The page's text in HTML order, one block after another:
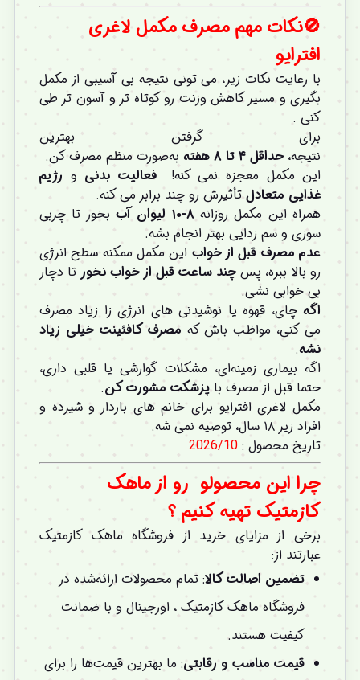
🚫نکات مهم مصرف مکمل لاغری
افترایو
با رعایت نکات زیر، می ‌تونی نتیجه بی آسیبی از مکمل
بگیری و مسیر کاهش وزنت رو کوتاه ‌تر و آسون تر طی
کنی .
برای گرفتن بهترین
نتیجه،حداقل ۴تا ۸هفتهبه‌صورت منظم مصرف کن.
این مکمل معجزه نمی ‌کنه!فعالیت بدنی و رژیم
غذایی متعادلتأثیرش رو چند برابر می ‌کنه.
همراه این مکمل روزانه۸-۱۰ لیوان آب بخور تا چربی
‌سوزی و سم ‌زدایی بهتر انجام بشه.
عدم مصرف قبل از خواب این مکمل ممکنه سطح انرژی
رو بالا ببره، پسچند ساعت قبل از خواب نخور تا دچار
بی ‌خوابی نشی.
اگهچای، قهوه یا نوشیدنی‌ های انرژی ‌زا زیاد مصرف
می ‌کنی، مواظب باش که مصرف کافئینت خیلی زیاد
نشه.
اگه بیماری زمینه‌ای، مشکلات گوارشی یا قلبی داری،
حتما قبل از مصرف با پزشکت مشورت کن.
مکمل لاغری افترایو برای خانم‌ های باردار و شیرده و
افراد زیر ۱۸ سال، توصیه نمی ‌شه.
تاریخ محصول : 2026/10
چرا این محصولو رو از ماهک
کازمتیک تهیه کنیم ؟
برخی از مزایای خرید از فروشگاه ماهک کازمتیک
عبارتند از:
تضمین اصالت کالا: تمام محصولات ارائه‌شده در
فروشگاه ماهک کازمتیک ، اورجینال و با ضمانت
کیفیت هستند.
قیمت مناسب و رقابتی: ما بهترین قیمت‌ها را برای